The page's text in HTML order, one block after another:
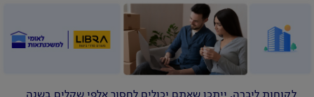
לקוחות ליברה, ייתכן שאתם יכולים לחסוך אלפי שקלים בשנה